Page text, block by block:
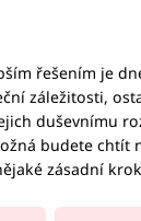
řešením je
záležitosti,
duševnímu
budete chtít
zásadní